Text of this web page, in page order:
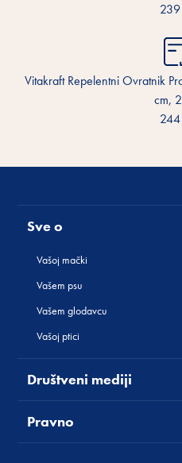
239
Vitakraft Repelentni Ovratnik
cm,
244
Sve o
Vašoj mački
Vašem psu
Vašem glodavcu
Vašoj ptici
Društveni mediji
Pravno